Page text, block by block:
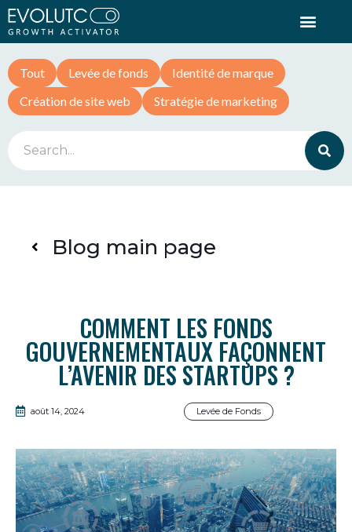
Tout Levée de fonds
Identité de marque
Création de site web
Stratégie de marketing
Blog main page
COMMENT LES FONDS
GOUVERNEMENTAUX FAÇONNENT
L’AVENIR DES STARTUPS ?
août 14, 2024 Levée de Fonds